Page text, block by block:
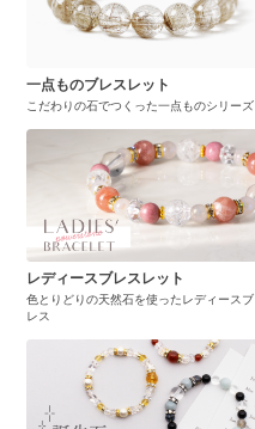
一点ものブレスレット
こだわりの石でつくった一点ものシリーズ
レディースブレスレット
色とりどりの天然石を使ったレディースブ
レス